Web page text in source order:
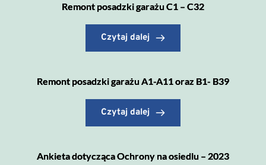
Remont posadzki garażu C1 – C32
Czytaj dalej
Remont posadzki garażu A1-A11 oraz B1- B39
Czytaj dalej
Ankieta dotycząca Ochrony na osiedlu – 2023